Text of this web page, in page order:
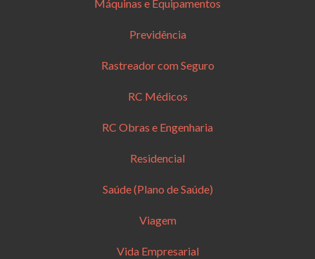
Máquinas e Equipamentos
Previdência
Rastreador com Seguro
RC Médicos
RC Obras e Engenharia
Residencial
Saúde (Plano de Saúde)
Viagem
Vida Empresarial